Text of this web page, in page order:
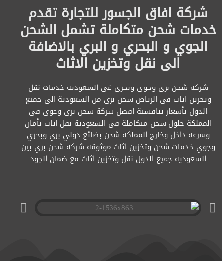
شركة افاق الجسور للتجارة تقدم
خدمات شحن متكاملة تشمل الشحن
الجوي و البحري و البري بالاضافة
الى نقل وتخزين الاثاث
شركة شحن بري وجوي وبحري في السعودية خدمات نقل
وتخزين اثاث في الرياض شحن بري من السعودية الي جميع
الدول بأسعار تنافسية افضل شركة شحن بري وجوي في
المملكة حلول شحن متكاملة في السعودية نقل اثاث بأمان
وسرعة داخل وخارج المملكة شحن بضائع دولي بري وبحري
وجوي خدمات شحن وتخزين اثاث موثوقة شركة شحن بري بين
السعودية جميع الدول نقل وتخزين اثاث مع ضمان الجود